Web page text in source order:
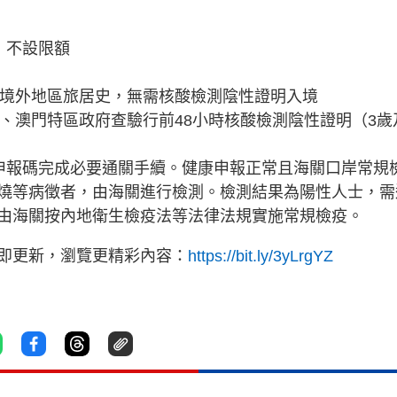
不設限額
外地區旅居史，無需核酸檢測陰性證明入境
澳門特區政府查驗行前48小時核酸檢測陰性證明（3歲
碼完成必要通關手續。健康申報正常且海關口岸常規
等病徵者，由海關進行檢測。檢測結果為陽性人士，
關按內地衛生檢疫法等法律法規實施常規檢疫。
更新，瀏覽更精彩內容： https://bit.ly/3yLrgYZ